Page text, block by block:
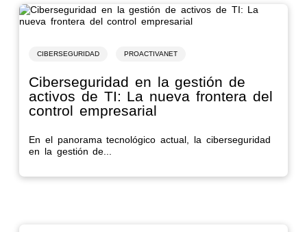
CIBERSEGURIDAD PROACTIVANET
Ciberseguridad en la gestión de
activos de TI: La nueva frontera del
control empresarial
En el panorama tecnológico actual, la ciberseguridad
en la gestión de...